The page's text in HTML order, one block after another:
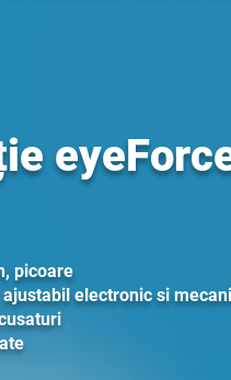
picoare
electronic si